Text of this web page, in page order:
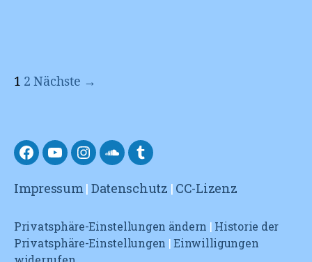
1 2 Nächste →
facebookYouTubeInstagram
Soundcloud
tumblr
Impressum | Datenschutz | CC-Lizenz
Privatsphäre-Einstellungen ändern | Historie der
Privatsphäre-Einstellungen |Einwilligungen